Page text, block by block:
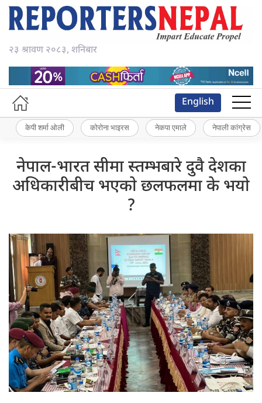
२३ श्रावण २०८३, शनिबार
English
केपी शर्मा ओली कोरोना भाइरस नेकपा एमाले नेपाली कांग्रेस
नेपाल-भारत सीमा स्तम्भबारे दुवै देशका
अधिकारीबीच भएकाे छलफलमा के भयाे
?